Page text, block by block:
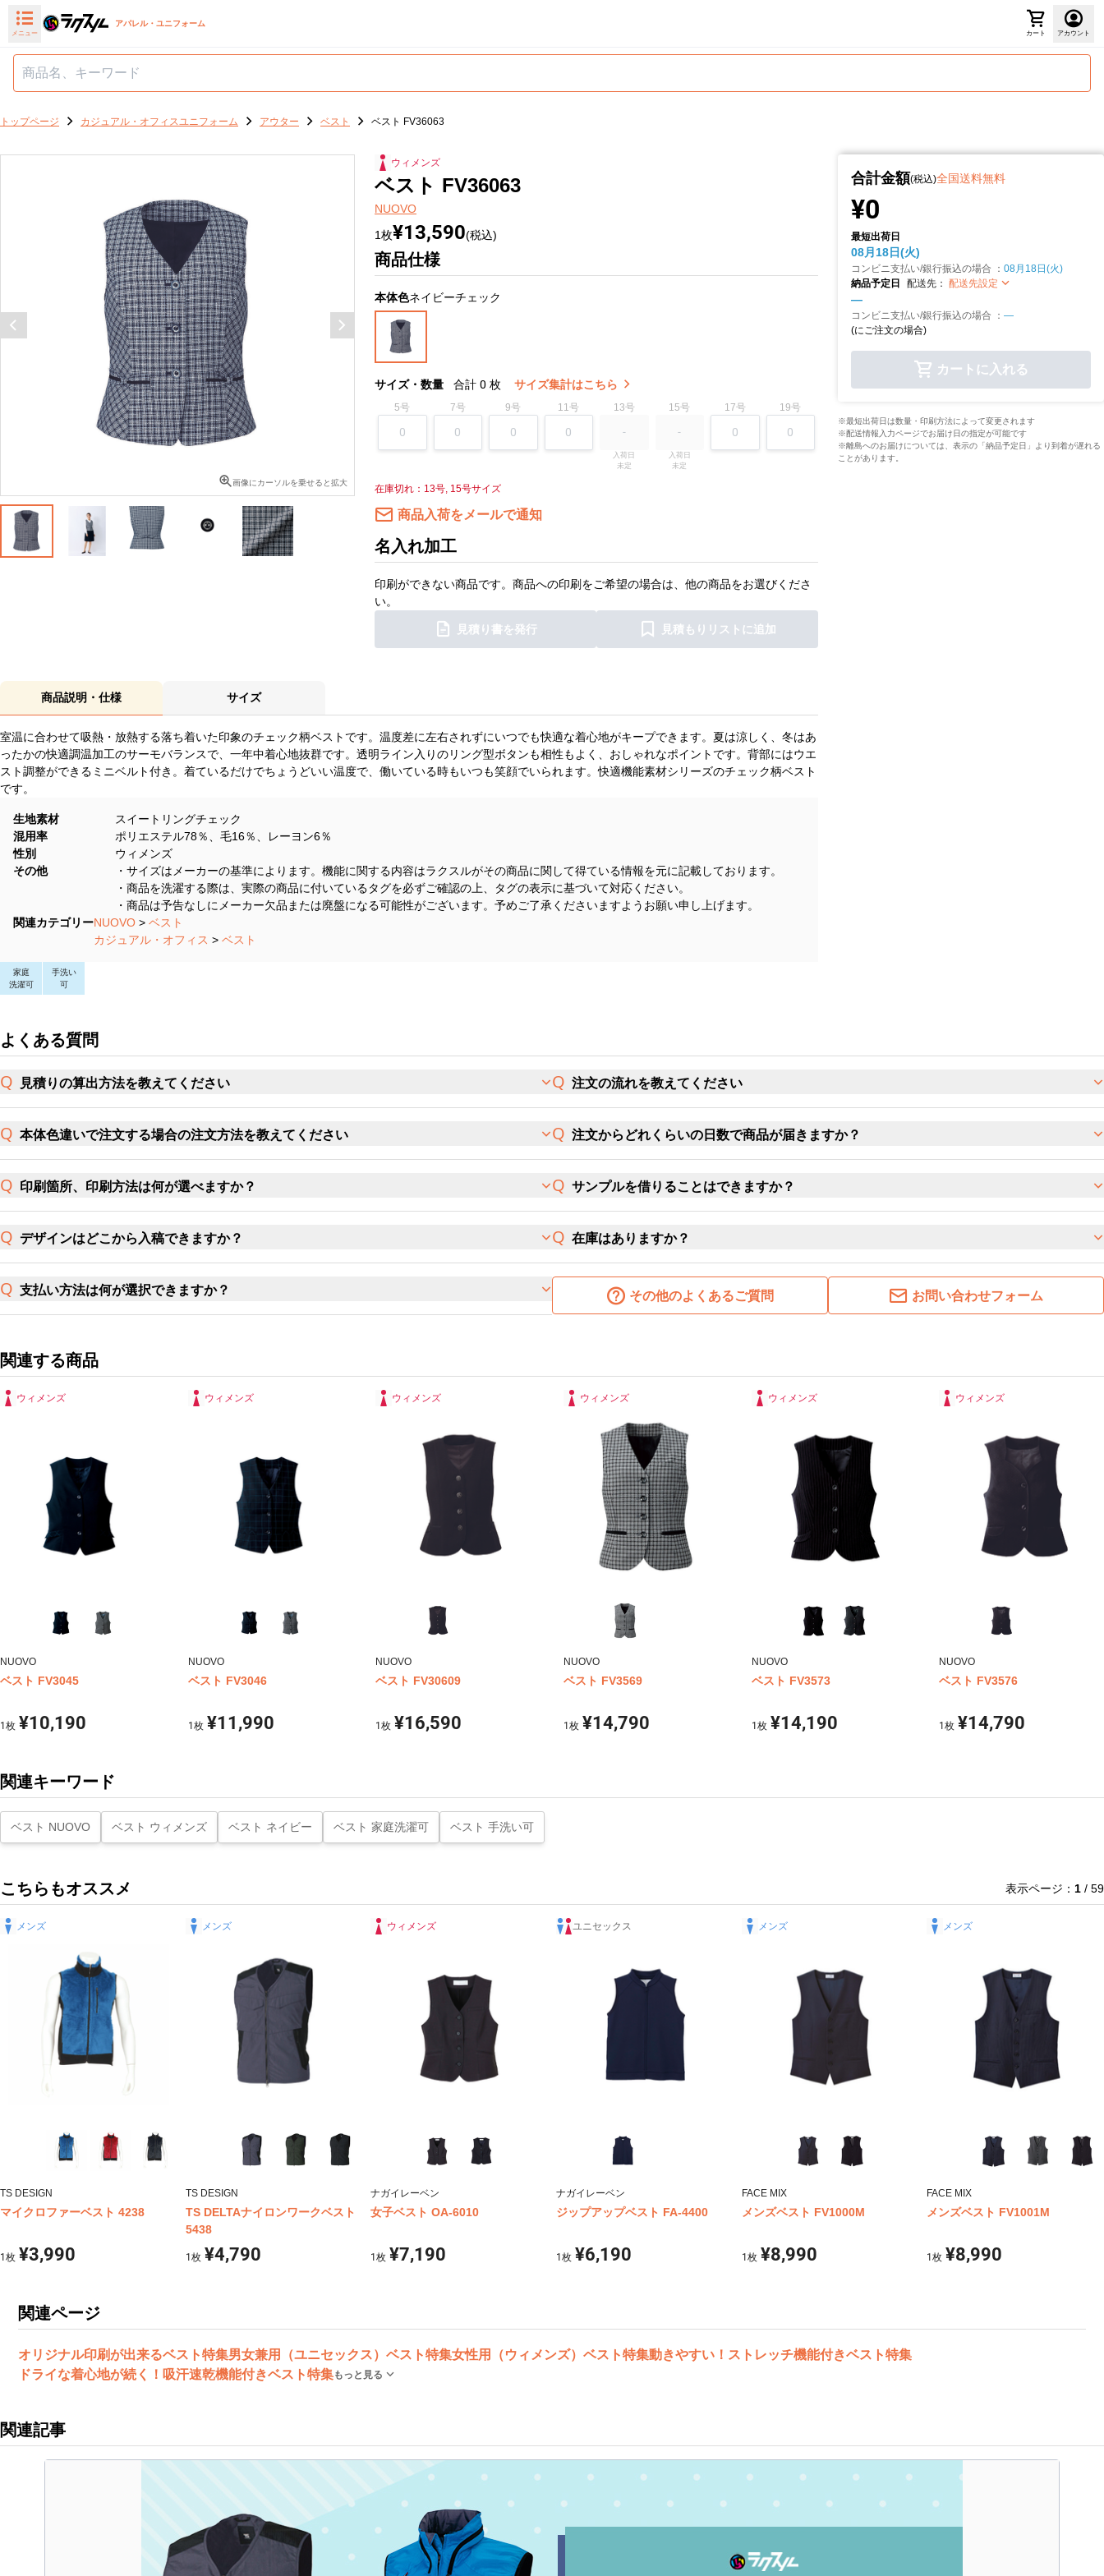
メニュー
アパレル・ユニフォーム
カート アカウント
トップページ カジュアル・オフィスユニフォーム アウター ベスト ベスト FV36063
画像にカーソルを乗せると拡大
ウィメンズ
ベスト FV36063
NUOVO
1枚¥13,590(税込)
商品仕様
本体色ネイビーチェック
サイズ・数量 合計 0 枚 サイズ集計はこちら
5号 7号 9号 11号 13号
入荷日
未定
15号
入荷日
未定
17号 19号
在庫切れ：13号, 15号サイズ
商品入荷をメールで通知
名入れ加工
印刷ができない商品です。商品への印刷をご希望の場合は、他の商品をお選びくださ
い。
見積り書を発行 見積もりリストに追加
合計金額(税込)全国送料無料
¥0
最短出荷日
08月18日(火)
コンビニ支払い/銀行振込の場合 ： 08月18日(火)
納品予定日
配送先： 配送先設定
—
コンビニ支払い/銀行振込の場合 ： —
(にご注文の場合)
カートに入れる
※最短出荷日は数量・印刷方法によって変更されます
※配送情報入力ページでお届け日の指定が可能です
※離島へのお届けについては、表示の「納品予定日」より到着が遅れる
ことがあります。
商品説明・仕様 サイズ
室温に合わせて吸熱・放熱する落ち着いた印象のチェック柄ベストです。温度差に左右されずにいつでも快適な着心地がキープできます。夏は涼しく、冬はあ
ったかの快適調温加工のサーモバランスで、一年中着心地抜群です。透明ライン入りのリング型ボタンも相性もよく、おしゃれなポイントです。背部にはウエ
スト調整ができるミニベルト付き。着ているだけでちょうどいい温度で、働いている時もいつも笑顔でいられます。快適機能素材シリーズのチェック柄ベスト
です。
家庭
洗濯可
手洗い
可
生地素材
スイートリングチェック
混用率
ポリエステル78％、毛16％、レーヨン6％
性別
ウィメンズ
その他
・サイズはメーカーの基準によります。機能に関する内容はラクスルがその商品に関して得ている情報を元に記載しております。
・商品を洗濯する際は、実際の商品に付いているタグを必ずご確認の上、タグの表示に基づいて対応ください。
・商品は予告なしにメーカー欠品または廃盤になる可能性がございます。予めご了承くださいますようお願い申し上げます。
関連カテゴリーNUOVO > ベスト
カジュアル・オフィス > ベスト
よくある質問
見積りの算出方法を教えてください
本体色違いで注文する場合の注文方法を教えてください
印刷箇所、印刷方法は何が選べますか？
デザインはどこから入稿できますか？
支払い方法は何が選択できますか？
注文の流れを教えてください
注文からどれくらいの日数で商品が届きますか？
サンプルを借りることはできますか？
在庫はありますか？
その他のよくあるご質問 お問い合わせフォーム
関連する商品
ウィメンズ
NUOVO
ベスト FV3045
1 枚 ¥10,190
ウィメンズ
NUOVO
ベスト FV3046
1 枚 ¥11,990
ウィメンズ
NUOVO
ベスト FV30609
1枚 ¥16,590
ウィメンズ
NUOVO
ベスト FV3569
1 枚 ¥14,790
ウィメンズ
NUOVO
ベスト FV3573
1 枚 ¥14,190
ウィメンズ
NUOVO
ベスト FV3576
1枚 ¥14,790
関連キーワード
ベスト NUOVO ベスト ウィメンズ ベスト ネイビー ベスト 家庭洗濯可 ベスト 手洗い可
こちらもオススメ 表示ページ： 1 / 59
メンズ
TS DESIGN
マイクロファーベスト 4238
1 枚 ¥3,990
メンズ
TS DESIGN
TS DELTAナイロンワークベスト
5438
1 枚 ¥4,790
ウィメンズ
ナガイレーベン
女子ベスト OA-6010
1枚 ¥7,190
ユニセックス
ナガイレーベン
ジップアップベスト FA-4400
1 枚 ¥6,190
メンズ
FACE MIX
メンズベスト FV1000M
1 枚 ¥8,990
メンズ
FACE MIX
メンズベスト FV1001M
1枚 ¥8,990
関連ページ
オリジナル印刷が出来るベスト特集男女兼用（ユニセックス）ベスト特集女性用（ウィメンズ）ベスト特集動きやすい！ストレッチ機能付きベスト特集
ドライな着心地が続く！吸汗速乾機能付きベスト特集もっと見る
関連記事